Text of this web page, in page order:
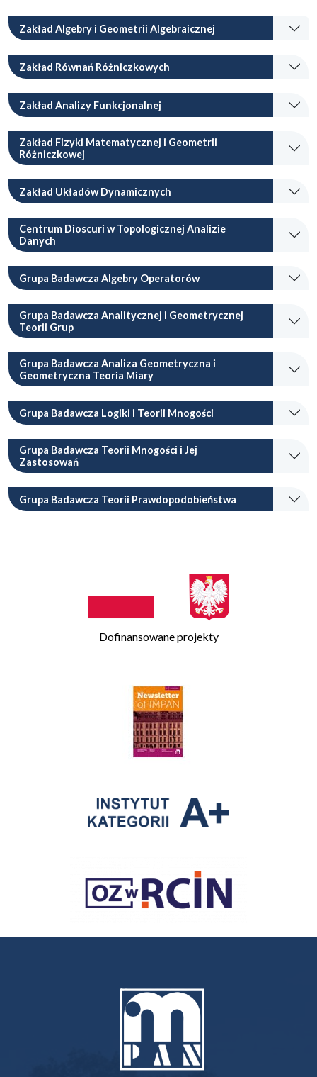
Zakład Algebry i Geometrii Algebraicznej
Zakład Równań Różniczkowych
Zakład Analizy Funkcjonalnej
Zakład Fizyki Matematycznej i Geometrii
Różniczkowej
Zakład Układów Dynamicznych
Centrum Dioscuri w Topologicznej Analizie
Danych
Grupa Badawcza Algebry Operatorów
Grupa Badawcza Analitycznej i Geometrycznej
Teorii Grup
Grupa Badawcza Analiza Geometryczna i
Geometryczna Teoria Miary
Grupa Badawcza Logiki i Teorii Mnogości
Grupa Badawcza Teorii Mnogości i Jej
Zastosowań
Grupa Badawcza Teorii Prawdopodobieństwa
Dofinansowane projekty